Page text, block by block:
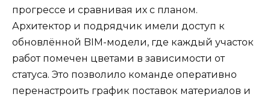
прогрессе и сравнивая их с планом.
Архитектор и подрядчик имели доступ к
обновлённой BIM-модели, где каждый участок
работ помечен цветами в зависимости от
статуса. Это позволило команде оперативно
перенастроить график поставок материалов и